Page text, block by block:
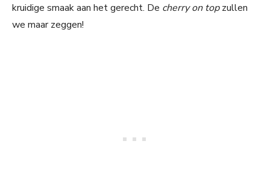
kruidige smaak aan het gerecht. De cherry on topzullen
we maar zeggen!